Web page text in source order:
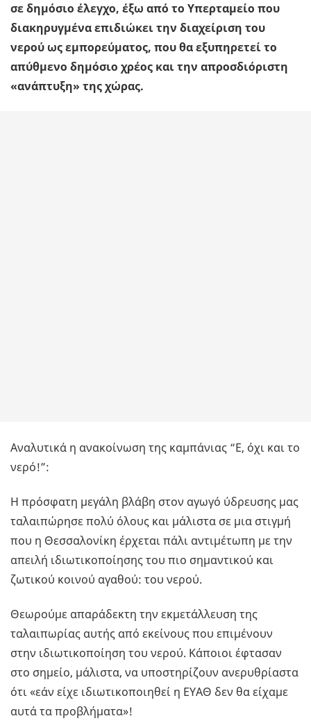
σε δημόσιο έλεγχο, έξω από το Υπερταμείο που
διακηρυγμένα επιδιώκει την διαχείριση του
νερού ως εμπορεύματος, που θα εξυπηρετεί το
απύθμενο δημόσιο χρέος και την απροσδιόριστη
«ανάπτυξη» της χώρας.
Αναλυτικά η ανακοίνωση της καμπάνιας “Ε, όχι και το
νερό!”:
Η πρόσφατη μεγάλη βλάβη στον αγωγό ύδρευσης μας
ταλαιπώρησε πολύ όλους και μάλιστα σε μια στιγμή
που η Θεσσαλονίκη έρχεται πάλι αντιμέτωπη με την
απειλή ιδιωτικοποίησης του πιο σημαντικού και
ζωτικού κοινού αγαθού: του νερού.
Θεωρούμε απαράδεκτη την εκμετάλλευση της
ταλαιπωρίας αυτής από εκείνους που επιμένουν
στην ιδιωτικοποίηση του νερού. Κάποιοι έφτασαν
στο σημείο, μάλιστα, να υποστηρίζουν ανερυθρίαστα
ότι «εάν είχε ιδιωτικοποιηθεί η ΕΥΑΘ δεν θα είχαμε
αυτά τα προβλήματα»!